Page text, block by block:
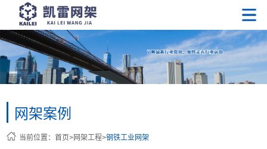
网架案例
当前位置：首页>网架工程>钢铁工业网架